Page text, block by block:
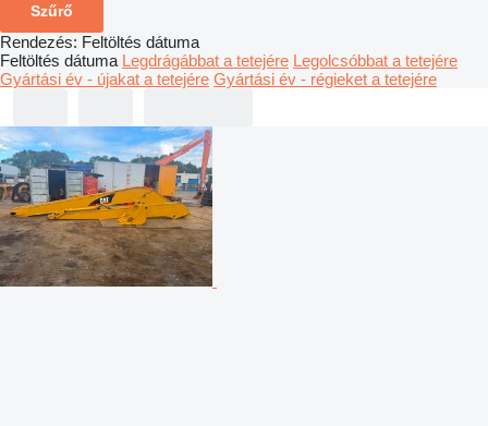
Szűrő
Rendezés: Feltöltés dátuma
Feltöltés dátuma Legdrágábbat a tetejére Legolcsóbbat a tetejére
Gyártási év - újakat a tetejére Gyártási év - régieket a tetejére